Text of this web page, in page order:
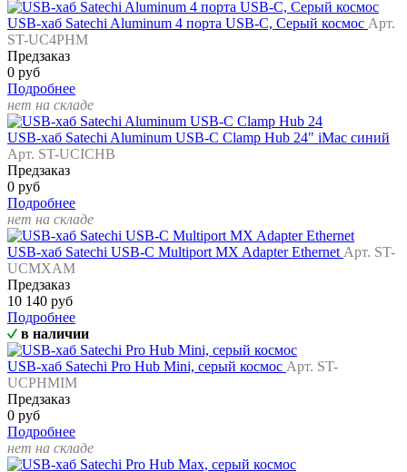
USB-хаб Satechi Aluminum 4 порта USB-С, Серый космос Арт.
ST-UC4PHM
Предзаказ
0 руб
Подробнее
нет на складе
USB-хаб Satechi Aluminum USB-C Clamp Hub 24" iMac синий
Арт. ST-UCICHB
Предзаказ
0 руб
Подробнее
нет на складе
USB-хаб Satechi USB-C Multiport MX Adapter EthernetАрт. ST-
UCMXAM
Предзаказ
10 140 руб
Подробнее
в наличии
USB-хаб Satechi Pro Hub Mini, серый космос Арт. ST-
UCPHMIM
Предзаказ
0 руб
Подробнее
нет на складе